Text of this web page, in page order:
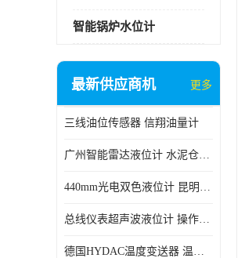
智能锅炉水位计
最新供应商机 更多
三线油位传感器 信翔油量计
广州智能雷达液位计 水泥仓料位
440mm光电双色液位计 昆明锅炉汽包用光电液位计
总线仪表超声波液位计 操作简单
德国HYDAC温度变送器 温度变送器工作原理 市场性价比优